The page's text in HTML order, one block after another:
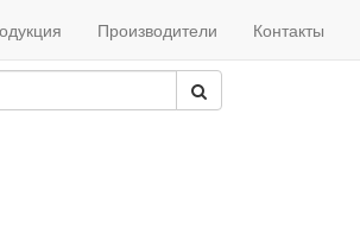
Производители Контакты